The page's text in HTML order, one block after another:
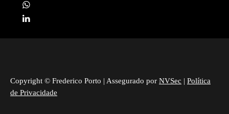
Copyright © Frederico Porto | Assegurado por NVSec | Política
de Privacidade